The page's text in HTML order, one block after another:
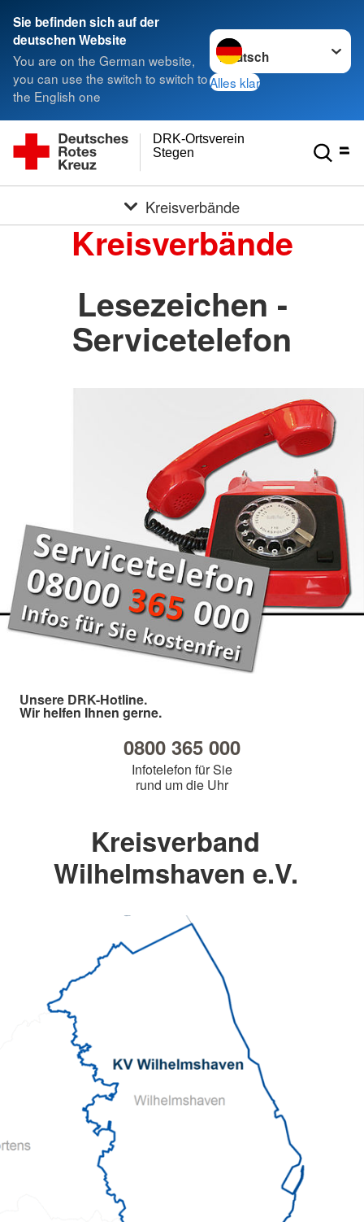
Sie befinden sich auf der
deutschen Website
You are on the German website,
you can use the switch to switch to
the English one
Sprache wechseln zu
Alles klar
Stegen
DRK-Ortsverein
Kreisverbände
Kreisverbände
Lesezeichen -
Servicetelefon
Unsere DRK-Hotline.
Wir helfen Ihnen gerne.
0800 365 000
Infotelefon für Sie
rund um die Uhr
Kreisverband
Wilhelmshaven e.V.